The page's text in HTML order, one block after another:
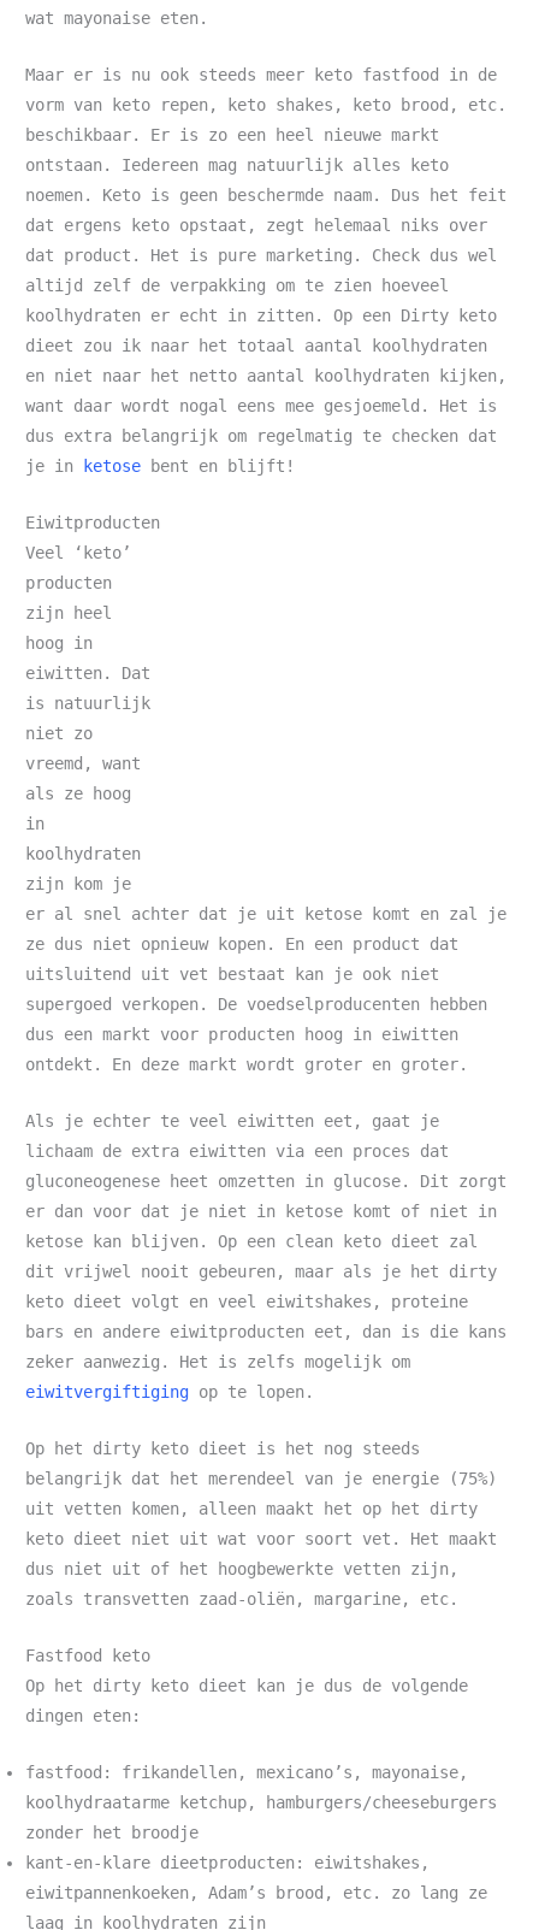
wat mayonaise eten.
Maar er is nu ook steeds meer keto fastfood in de
vorm van keto repen, keto shakes, keto brood, etc.
beschikbaar. Er is zo een heel nieuwe markt
ontstaan. Iedereen mag natuurlijk alles keto
noemen. Keto is geen beschermde naam. Dus het feit
dat ergens keto opstaat, zegt helemaal niks over
dat product. Het is pure marketing. Check dus wel
altijd zelf de verpakking om te zien hoeveel
koolhydraten er echt in zitten. Op een Dirty keto
dieet zou ik naar het totaal aantal koolhydraten
en niet naar het netto aantal koolhydraten kijken,
want daar wordt nogal eens mee gesjoemeld. Het is
dus extra belangrijk om regelmatig te checken dat
je in
ketose bent en blijft!
Eiwitproducten
Veel ‘keto’
producten
zijn heel
hoog in
eiwitten. Dat
is natuurlijk
niet zo
vreemd, want
als ze hoog
in
koolhydraten
zijn kom je
er al snel achter dat je uit ketose komt en zal je
ze dus niet opnieuw kopen. En een product dat
uitsluitend uit vet bestaat kan je ook niet
supergoed verkopen. De voedselproducenten hebben
dus een markt voor producten hoog in eiwitten
ontdekt. En deze markt wordt groter en groter.
Als je echter te veel eiwitten eet, gaat je
lichaam de extra eiwitten via een proces dat
gluconeogenese heet omzetten in glucose. Dit zorgt
er dan voor dat je niet in ketose komt of niet in
ketose kan blijven. Op een clean keto dieet zal
dit vrijwel nooit gebeuren, maar als je het dirty
keto dieet volgt en veel eiwitshakes, proteine
bars en andere eiwitproducten eet, dan is die kans
zeker aanwezig. Het is zelfs mogelijk om
eiwitvergiftiging op te lopen.
Op het dirty keto dieet is het nog steeds
belangrijk dat het merendeel van je energie (75%)
uit vetten komen, alleen maakt het op het dirty
keto dieet niet uit wat voor soort vet. Het maakt
dus niet uit of het hoogbewerkte vetten zijn,
zoals transvetten zaad-oliën, margarine, etc.
Fastfood keto
Op het dirty keto dieet kan je dus de volgende
dingen eten:
fastfood: frikandellen, mexicano’s, mayonaise,
koolhydraatarme ketchup, hamburgers/cheeseburgers
zonder het broodje
kant-en-klare dieetproducten: eiwitshakes,
eiwitpannenkoeken, Adam’s brood, etc. zo lang ze
laag in koolhydraten zijn